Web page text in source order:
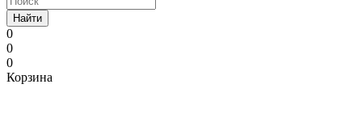
Найти
0
0
0
Корзина